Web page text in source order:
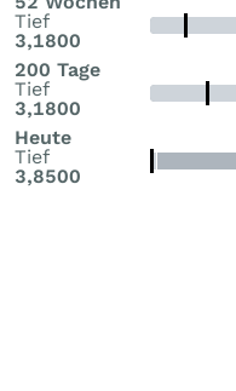
Tief
3,1800
200 Tage
Tief
3,1800
Heute
Tief
3,8500